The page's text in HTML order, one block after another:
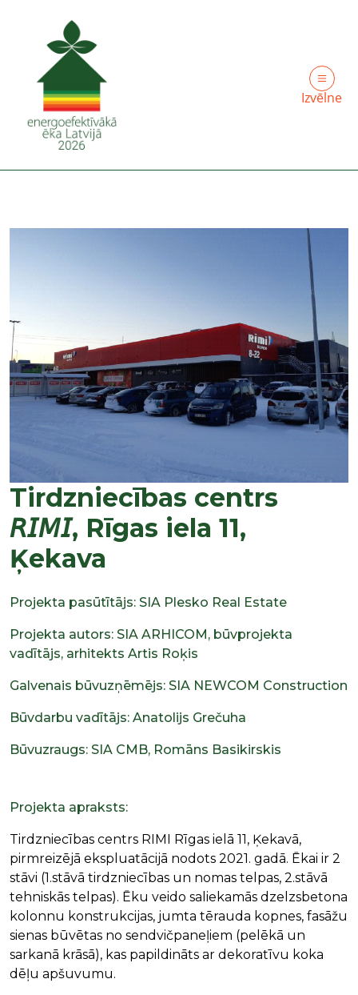
Izvēlne
Tirdzniecības centrs
𝘙𝘐𝘔𝘐, Rīgas iela 11,
Ķekava
Projekta pasūtītājs: SIA Plesko Real Estate
Projekta autors: SIA ARHICOM, būvprojekta
vadītājs, arhitekts Artis Roķis
Galvenais būvuzņēmējs: SIA NEWCOM Construction
Būvdarbu vadītājs: Anatolijs Grečuha
Būvuzraugs: SIA CMB, Romāns Basikirskis
Projekta apraksts:
Tirdzniecības centrs RIMI Rīgas ielā 11, Ķekavā,
pirmreizējā ekspluatācijā nodots 2021. gadā. Ēkai ir 2
stāvi (1.stāvā tirdzniecības un nomas telpas, 2.stāvā
tehniskās telpas). Ēku veido saliekamās dzelzsbetona
kolonnu konstrukcijas, jumta tērauda kopnes, fasāžu
sienas būvētas no sendvičpaneļiem (pelēkā un
sarkanā krāsā), kas papildināts ar dekoratīvu koka
dēļu apšuvumu.